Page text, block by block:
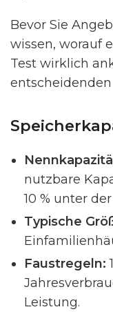
Bevor Sie
wissen, worauf
Test wirklich
nutzbare
10 % unter
Typische
Faustregeln:
Leistung.